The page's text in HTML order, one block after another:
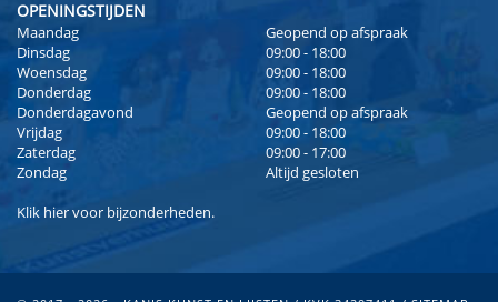
OPENINGSTIJDEN
Maandag
Geopend op afspraak
Dinsdag
09:00 - 18:00
Woensdag
09:00 - 18:00
Donderdag
09:00 - 18:00
Donderdagavond
Geopend op afspraak
Vrijdag
09:00 - 18:00
Zaterdag
09:00 - 17:00
Zondag
Altijd gesloten
Klik hiervoor bijzonderheden.